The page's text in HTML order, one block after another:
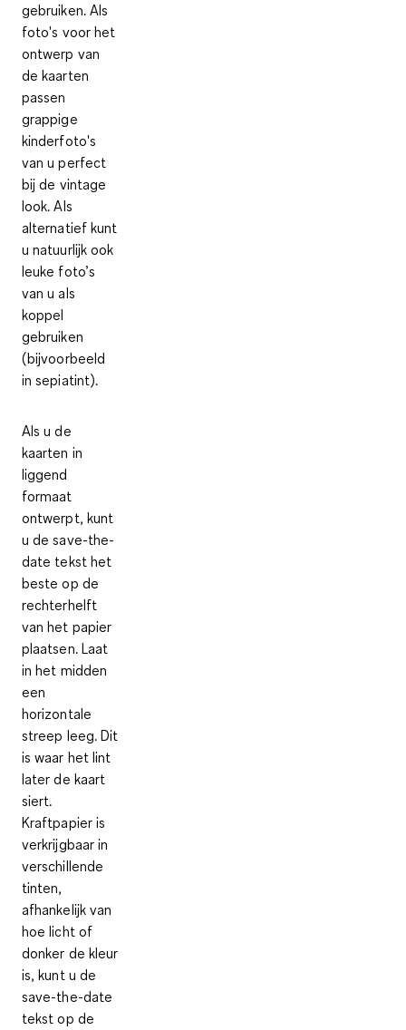
gebruiken. Als
foto's voor het
ontwerp van
de kaarten
passen
grappige
kinderfoto's
van u perfect
bij de vintage
look. Als
alternatief kunt
u natuurlijk ook
leuke foto’s
van u als
koppel
gebruiken
(bijvoorbeeld
in sepiatint).
Als u de
kaarten in
liggend
formaat
ontwerpt, kunt
u de save-the-
date tekst het
beste op de
rechterhelft
van het papier
plaatsen. Laat
in het midden
een
horizontale
streep leeg. Dit
is waar het lint
later de kaart
siert.
Kraftpapier is
verkrijgbaar in
verschillende
tinten,
afhankelijk van
hoe licht of
donker de kleur
is, kunt u de
save-the-date
tekst op de